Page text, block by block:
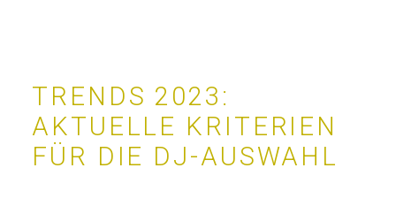
TRENDS 2023:
AKTUELLE KRITERIEN
FÜR DIE DJ-AUSWAHL